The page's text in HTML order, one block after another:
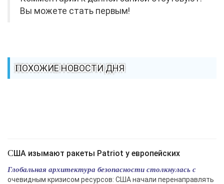
Вы можете стать первым!
ПОХОЖИЕ НОВОСТИ ДНЯ
США изымают ракеты Patriot у европейских
Глобальная архитектура безопасности столкнулась с
очевидным кризисом ресурсов: США начали перенаправлять